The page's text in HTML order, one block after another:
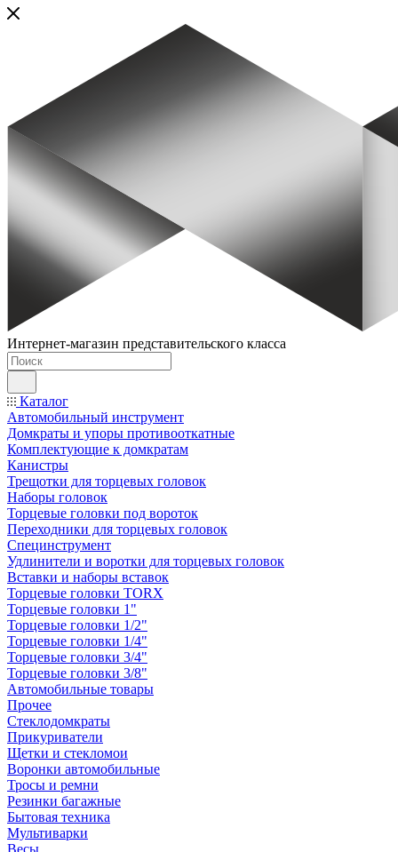
Интернет-магазин представительского класса
Каталог
Автомобильный инструмент
Домкраты и упоры противооткатные
Комплектующие к домкратам
Канистры
Трещотки для торцевых головок
Наборы головок
Торцевые головки под вороток
Переходники для торцевых головок
Специнструмент
Удлинители и воротки для торцевых головок
Вставки и наборы вставок
Торцевые головки TORX
Торцевые головки 1"
Торцевые головки 1/2"
Торцевые головки 1/4"
Торцевые головки 3/4"
Торцевые головки 3/8"
Автомобильные товары
Прочее
Стеклодомкраты
Прикуриватели
Щетки и стекломои
Воронки автомобильные
Тросы и ремни
Резинки багажные
Бытовая техника
Мультиварки
Весы